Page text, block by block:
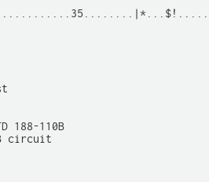
188-110B
circuit